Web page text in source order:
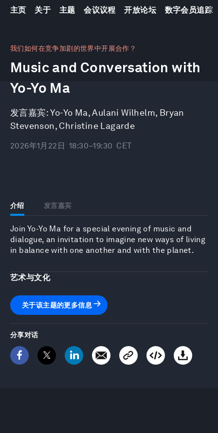
主页 关于 主题 会议议程 开放论坛 数字会员追踪
我们如何在竞争加剧的世界中开展合作？
Music and Conversation with
Yo-Yo Ma
发言嘉宾: Yo-Yo Ma,Aulani Wilhelm, Bryan
Stevenson, Christine Lagarde
2026年1月22日 18:30–19:30 CET
介绍 发言嘉宾
Join Yo-Yo Ma for a special evening of music and
dialogue, an invitation to imagine new ways of living
in balance with one another and with the planet.
艺术与文化
关于该主题的更多信息
分享对话
seconds
1
hour,
minutes,
10